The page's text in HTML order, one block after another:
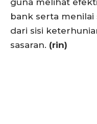
bank serta
dari sisi
sasaran. (rin)